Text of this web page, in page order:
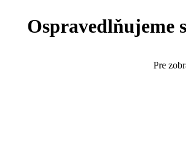
Ospravedlňujeme
Pre